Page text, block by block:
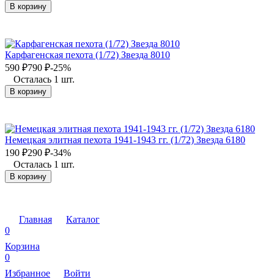
В корзину
Карфагенская пехота (1/72) Звезда 8010
590 ₽790 ₽-25%
Осталась 1 шт.
В корзину
Немецкая элитная пехота 1941-1943 гг. (1/72) Звезда 6180
190 ₽290 ₽-34%
Осталась 1 шт.
В корзину
Главная
Каталог
0
Корзина
0
Избранное
Войти